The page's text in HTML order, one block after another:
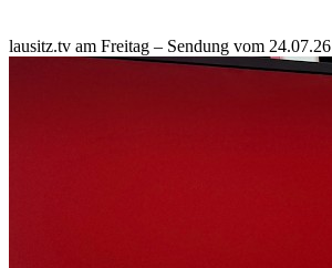
lausitz.tv am Freitag – Sendung vom 24.07.26